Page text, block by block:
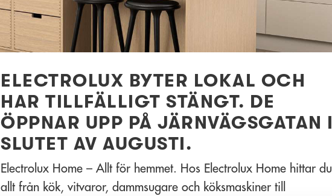
ELECTROLUX BYTER LOKAL OCH
HAR TILLFÄLLIGT STÄNGT. DE
ÖPPNAR UPP PÅ JÄRNVÄGSGATAN I
SLUTET AV AUGUSTI.
Electrolux Home – Allt för hemmet. Hos Electrolux Home hittar du
allt från kök, vitvaror, dammsugare och köksmaskiner till